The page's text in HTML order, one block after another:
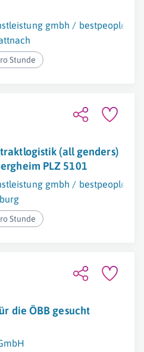
gmbh / bestpeople
Stunde
(all genders)
PLZ 5101
gmbh / bestpeople
Stunde
die ÖBB gesucht